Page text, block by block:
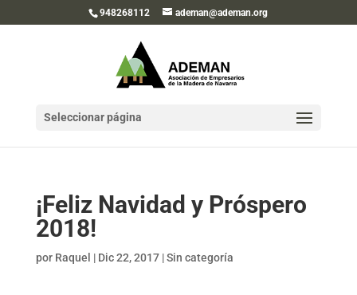
948268112 ademan@ademan.org
Seleccionar página
¡Feliz Navidad y Próspero
2018!
por Raquel | Dic 22, 2017|Sin categoría